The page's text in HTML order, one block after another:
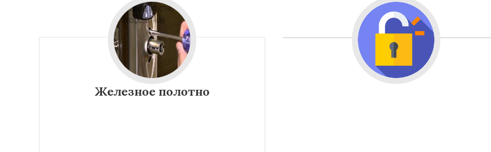
Железное полотно